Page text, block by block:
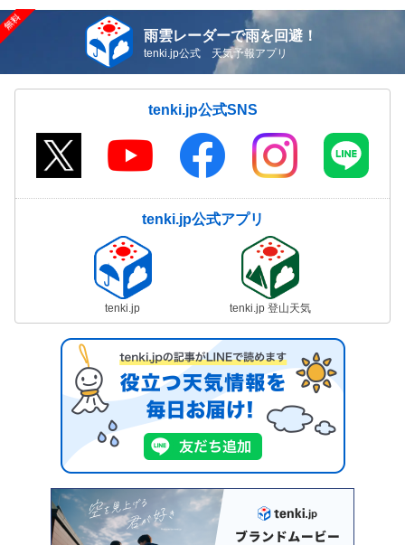
雨雲レーダーで雨を回避！
tenki.jp公式 天気予報アプリ
tenki.jp公式SNS
tenki.jp公式アプリ
tenki.jp tenki.jp 登山天気